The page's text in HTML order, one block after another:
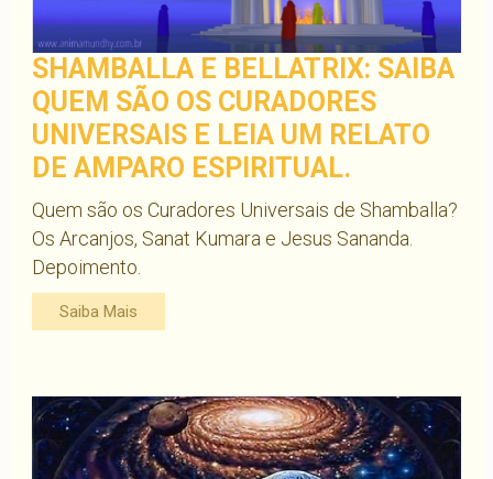
SHAMBALLA E BELLATRIX: SAIBA
QUEM SÃO OS CURADORES
UNIVERSAIS E LEIA UM RELATO
DE AMPARO ESPIRITUAL.
Quem são os Curadores Universais de Shamballa?
Os Arcanjos, Sanat Kumara e Jesus Sananda.
Depoimento.
Saiba Mais